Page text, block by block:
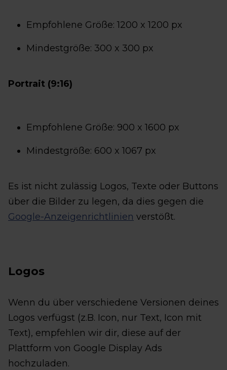
Empfohlene Größe: 1200 x 1200 px
Mindestgröße: 300 x 300 px
Portrait (9:16)
Empfohlene Größe: 900 x 1600 px
Mindestgröße: 600 x 1067 px
Es ist nicht zulässig Logos, Texte oder Buttons
über die Bilder zu legen, da dies gegen die
Google-Anzeigenrichtlinien verstößt.
Logos
Wenn du über verschiedene Versionen deines
Logos verfügst (z.B. Icon, nur Text, Icon mit
Text), empfehlen wir dir, diese auf der
Plattform von Google Display Ads
hochzuladen.